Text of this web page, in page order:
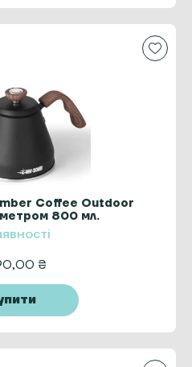
Coffee Outdoor
800 мл.
₴